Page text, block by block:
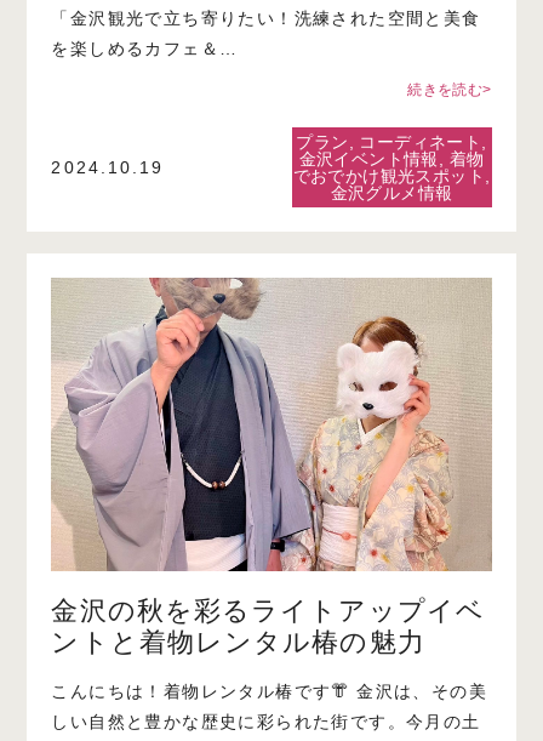
「金沢観光で立ち寄りたい！洗練された空間と美食
を楽しめるカフェ＆…
続きを読む>
2024.10.19
プラン コーディネート
金沢イベント情報
着物
でおでかけ観光スポット
金沢グルメ情報
金沢の秋を彩るライトアップイベ
ントと着物レンタル椿の魅力
こんにちは！着物レンタル椿です👘 金沢は、その美
しい自然と豊かな歴史に彩られた街です。今月の土